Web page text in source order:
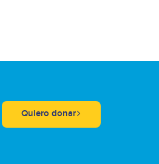
Quiero donar